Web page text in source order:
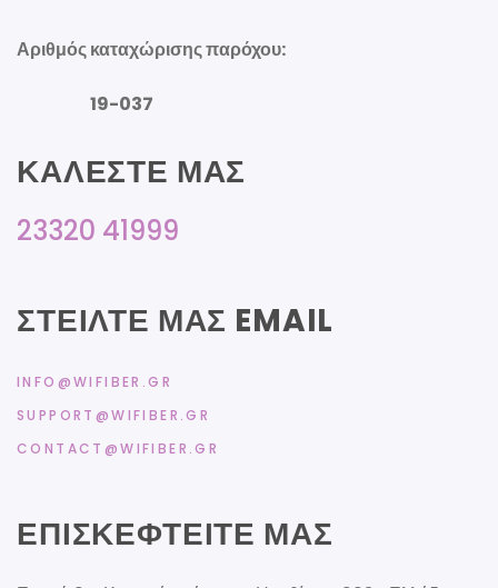
Αριθμός καταχώρισης παρόχου:
19-037
ΚΑΛΈΣΤΕ ΜΑΣ
23320 41999
ΣΤΕΊΛΤΕ ΜΑΣ EMAIL
INFO@WIFIBER.GR
SUPPORT@WIFIBER.GR
CONTACT@WIFIBER.GR
ΕΠΙΣΚΕΦΤΕΊΤΕ ΜΑΣ